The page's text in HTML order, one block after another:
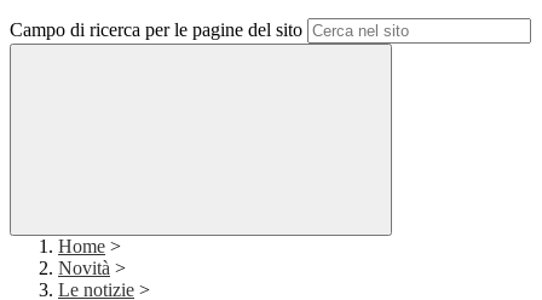
Campo di ricerca per le pagine del sito
Home >
Novità >
Le notizie >